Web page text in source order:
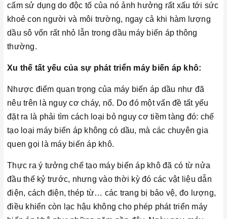
cấm sử dụng do độc tố của nó ảnh hưởng rất xấu tới sức
khoẻ con người và môi trường, ngay cả khi hàm lượng
dầu sô vốn rất nhỏ lẫn trong dầu máy biến áp thông
thường.
Xu thế tất yếu của sự phát triển máy biến áp khô:
Nhược điểm quan trọng của máy biến áp dầu như đã
nêu trên là nguy cơ cháy, nổ. Do đó một vấn đề tất yếu
đặt ra là phải tìm cách loại bỏ nguy cơ tiềm tàng đó: chế
tạo loại máy biến áp không có dầu, mà các chuyên gia
quen gọi là máy biến áp khô.
Thực ra ý tưởng chế tạo máy biến áp khô đã có từ nửa
đầu thế kỷ trước, nhưng vào thời kỳ đó các vật liệu dẫn
điện, cách điện, thép từ… các trang bị bảo vệ, đo lượng,
điều khiển còn lạc hậu không cho phép phát triển máy